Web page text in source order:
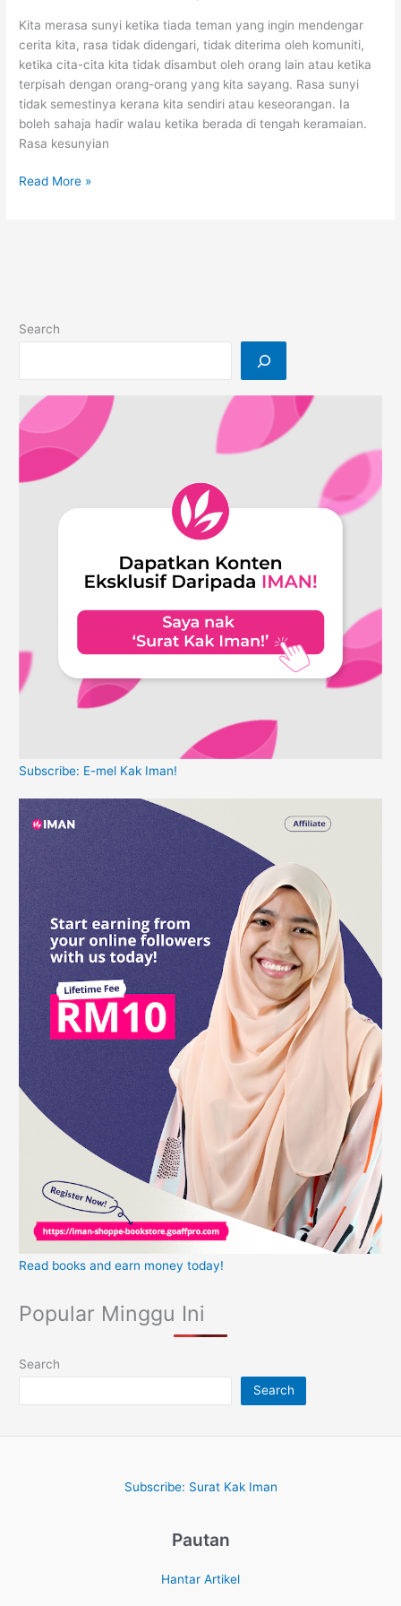
Kita merasa sunyi ketika tiada teman yang ingin mendengar
cerita kita, rasa tidak didengari, tidak diterima oleh komuniti,
ketika cita-cita kita tidak disambut oleh orang lain atau ketika
terpisah dengan orang-orang yang kita sayang. Rasa sunyi
tidak semestinya kerana kita sendiri atau keseorangan. Ia
boleh sahaja hadir walau ketika berada di tengah keramaian.
Rasa kesunyian
Kesunyian
Read More »
Search
Subscribe: E-mel Kak Iman!
Read books and earn money today!
Popular Minggu Ini
Search
Search
Subscribe: Surat Kak Iman
Pautan
Hantar Artikel